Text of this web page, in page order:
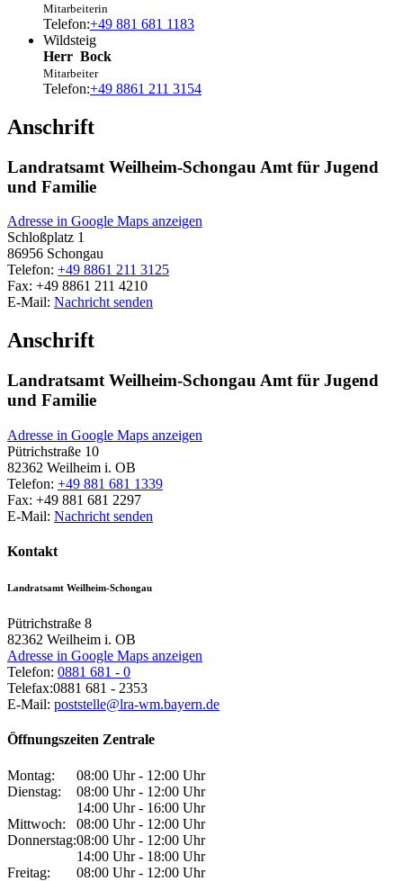
Mitarbeiterin
Telefon:+49 881 681 1183
Wildsteig
Herr Bock
Mitarbeiter
Telefon:+49 8861 211 3154
Anschrift
Landratsamt Weilheim-Schongau Amt für Jugend
und Familie
Adresse in Google Maps anzeigen
Schloßplatz 1
86956 Schongau
Telefon: +49 8861 211 3125
Fax: +49 8861 211 4210
E-Mail: Nachricht senden
Anschrift
Landratsamt Weilheim-Schongau Amt für Jugend
und Familie
Adresse in Google Maps anzeigen
Pütrichstraße 10
82362 Weilheim i. OB
Telefon: +49 881 681 1339
Fax: +49 881 681 2297
E-Mail: Nachricht senden
Kontakt
Landratsamt Weilheim-Schongau
Pütrichstraße 8
82362 Weilheim i. OB
Adresse in Google Maps anzeigen
Telefon: 0881 681 - 0
Telefax:0881 681 - 2353
E-Mail: poststelle@lra-wm.bayern.de
Öffnungszeiten Zentrale
Montag:
08:00 Uhr - 12:00 Uhr
Dienstag:
08:00 Uhr - 12:00 Uhr
14:00 Uhr - 16:00 Uhr
Mittwoch:
08:00 Uhr - 12:00 Uhr
Donnerstag:08:00 Uhr - 12:00 Uhr
14:00 Uhr - 18:00 Uhr
Freitag:
08:00 Uhr - 12:00 Uhr